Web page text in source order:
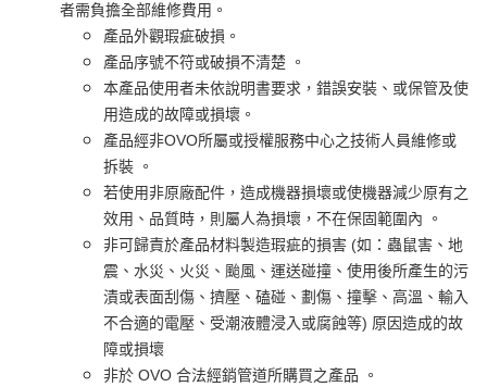
者需負擔全部維修費用。
產品外觀瑕疵破損。
產品序號不符或破損不清楚 。
本產品使用者未依說明書要求，錯誤安裝、或保管及使
用造成的故障或損壞。
產品經非OVO所屬或授權服務中心之技術人員維修或
拆裝 。
若使用非原廠配件，造成機器損壞或使機器減少原有之
效用、品質時，則屬人為損壞，不在保固範圍內 。
非可歸責於產品材料製造瑕疵的損害 (如：蟲鼠害、地
震、水災、火災、颱風、運送碰撞、使用後所產生的污
漬或表面刮傷、擠壓、磕碰、劃傷、撞擊、高溫、輸入
不合適的電壓、受潮液體浸入或腐蝕等) 原因造成的故
障或損壞
非於 OVO 合法經銷管道所購買之產品 。